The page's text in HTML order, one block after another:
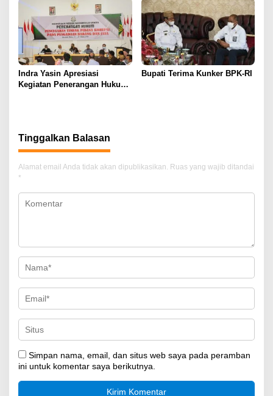
Indra Yasin Apresiasi
Kegiatan Penerangan Hukum
Bupati Terima Kunker BPK-RI
Tinggalkan Balasan
Alamat email Anda tidak akan dipublikasikan. Ruas yang wajib ditandai
*
Simpan nama, email, dan situs web saya pada peramban
ini untuk komentar saya berikutnya.